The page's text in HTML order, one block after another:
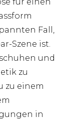
für einen
Fall,
Szene ist.
und
zu
zu einem
in